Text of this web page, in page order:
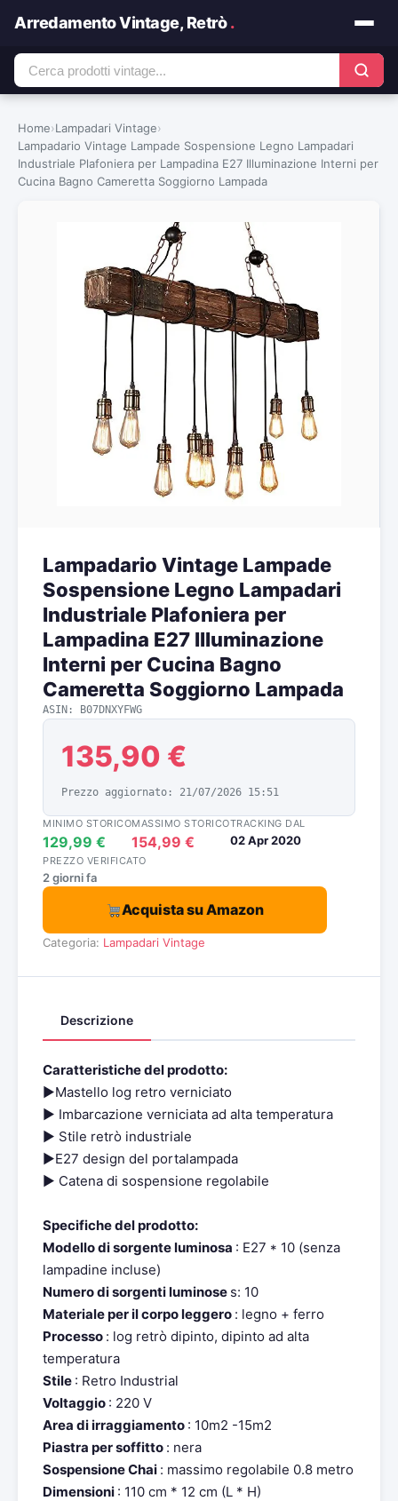
Arredamento Vintage, Retrò.
Home›Lampadari Vintage›
Lampadario Vintage Lampade Sospensione Legno Lampadari
Industriale Plafoniera per Lampadina E27 Illuminazione Interni per
Cucina Bagno Cameretta Soggiorno Lampada
Lampadario Vintage Lampade
Sospensione Legno Lampadari
Industriale Plafoniera per
Lampadina E27 Illuminazione
Interni per Cucina Bagno
Cameretta Soggiorno Lampada
ASIN: B07DNXYFWG
135,90 €
Prezzo aggiornato: 21/07/2026 15:51
MINIMO STORICO
129,99 €
MASSIMO STORICO
154,99 €
TRACKING DAL
02 Apr 2020
PREZZO VERIFICATO
2 giorni fa
Acquista su Amazon
Categoria: Lampadari Vintage
Descrizione
Caratteristiche del prodotto:
►Mastello log retro verniciato
► Imbarcazione verniciata ad alta temperatura
► Stile retrò industriale
►E27 design del portalampada
► Catena di sospensione regolabile
Specifiche del prodotto:
Modello di sorgente luminosa : E27 * 10 (senza
lampadine incluse)
Numero di sorgenti luminose s: 10
Materiale per il corpo leggero : legno + ferro
Processo : log retrò dipinto, dipinto ad alta
temperatura
Stile : Retro Industrial
Voltaggio : 220 V
Area di irraggiamento : 10m2 -15m2
Piastra per soffitto : nera
Sospensione Chai : massimo regolabile 0.8 metro
Dimensioni : 110 cm * 12 cm (L * H)